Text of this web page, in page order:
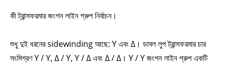
কী ট্রান্সফরমার জংশন লাইন গ্রুপ নির্বাচন।
শুধু দুই ধরনের sidewinding আছে: Y এবং Δ। ডাবল লুপ ট্রান্সফরমার চার
সংমিশ্রণ Y / Y, Δ / Y, Y / Δ এবং Δ / Δ। Y / Y জংশন লাইন গ্রুপ একটি